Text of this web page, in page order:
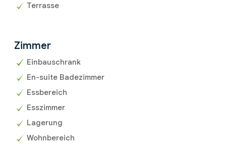
Terrasse
Zimmer
Einbauschrank
En-suite Badezimmer
Essbereich
Esszimmer
Lagerung
Wohnbereich